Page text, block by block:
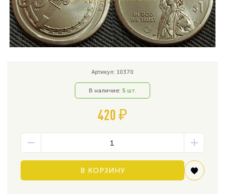
Артикул: 10370
В наличие: 5 шт.
420 ₽
В КОРЗИНУ